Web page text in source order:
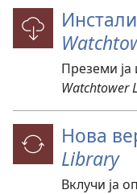
Преземи ја
Watchtower
Нова
Library
Вклучи ја